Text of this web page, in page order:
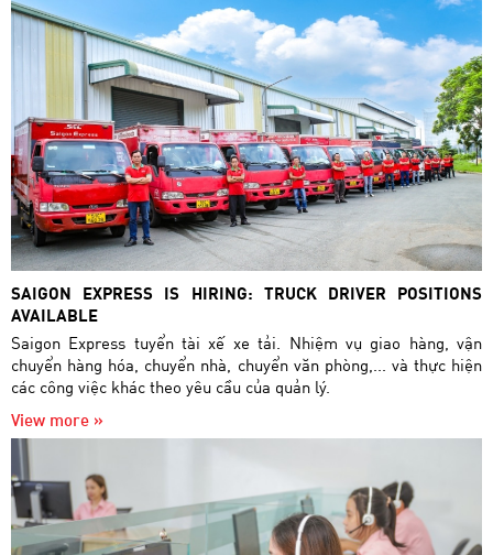
SAIGON EXPRESS IS HIRING: TRUCK DRIVER POSITIONS
AVAILABLE
Saigon Express tuyển tài xế xe tải. Nhiệm vụ giao hàng, vận
chuyển hàng hóa, chuyển nhà, chuyển văn phòng,... và thực hiện
các công việc khác theo yêu cầu của quản lý.
View more »